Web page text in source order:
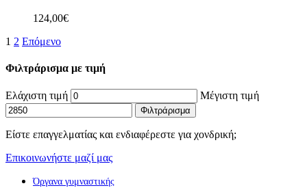
124,00€
1 2 Επόμενο
Φιλτράρισμα με τιμή
Ελάχιστη τιμή Μέγιστη τιμή
Φιλτράρισμα
Είστε επαγγελματίας και ενδιαφέρεστε για χονδρική;
Επικοινωνήστε μαζί μας
Όργανα γυμναστικής